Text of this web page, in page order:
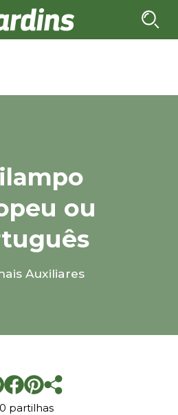
ou
Auxiliares
partilhas